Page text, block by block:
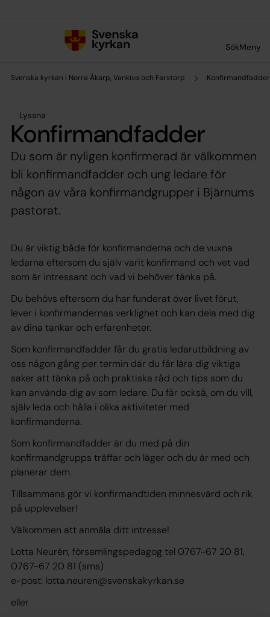
SökMeny
Svenska kyrkan i Norra Åkarp, Vankiva och Farstorp Konfirmandfadder
Lyssna
Konfirmandfadder
Du som är nyligen konfirmerad är välkommen
bli konfirmandfadder och ung ledare för
någon av våra konfirmandgrupper i Bjärnums
pastorat.
Du är viktig både för konfirmanderna och de vuxna
ledarna eftersom du själv varit konfirmand och vet vad
som är intressant och vad vi behöver tänka på.
Du behövs eftersom du har funderat över livet förut,
lever i konfirmandernas verklighet och kan dela med dig
av dina tankar och erfarenheter.
Som konfirmandfadder får du gratis ledarutbildning av
oss någon gång per termin där du får lära dig viktiga
saker att tänka på och praktiska råd och tips som du
kan använda dig av som ledare. Du får också, om du vill,
själv leda och hålla i olika aktiviteter med
konfirmanderna.
Som konfirmandfadder är du med på din
konfirmandgrupps träffar och läger och du är med och
planerar dem.
Tillsammans gör vi konfirmandtiden minnesvärd och rik
på upplevelser!
Välkommen att anmäla ditt intresse!
Lotta Neurén, församlingspedagog tel 0767-67 20 81,
0767-67 20 81 (sms)
e-post: lotta.neuren@svenskakyrkan.se
eller